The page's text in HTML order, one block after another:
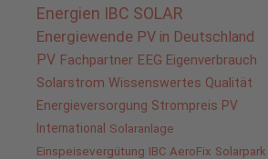
Energien IBC SOLAR
Energiewende PV in Deutschland
PV Fachpartner EEG Eigenverbrauch
Solarstrom Wissenswertes Qualität
Energieversorgung Strompreis PV
International Solaranlage
Einspeisevergütung IBC AeroFix Solarpark